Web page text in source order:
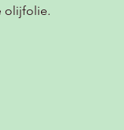
olijfolie.